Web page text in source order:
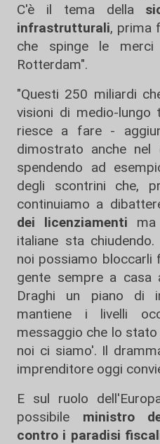
C'è il tema della
infrastrutturali, prima
che spinge le
Rotterdam".
"Questi 250 miliardi
visioni di medio-lungo
riesce a fare -
dimostrato anche nel
spendendo ad
degli scontrini che,
continuiamo a
dei licenziamenti
italiane sta
noi possiamo bloccarli
gente sempre a casa
Draghi un piano di
mantiene i livelli
messaggio che lo
noi ci siamo'. Il
imprenditore oggi
E sul ruolo
possibile ministro
contro i paradisi